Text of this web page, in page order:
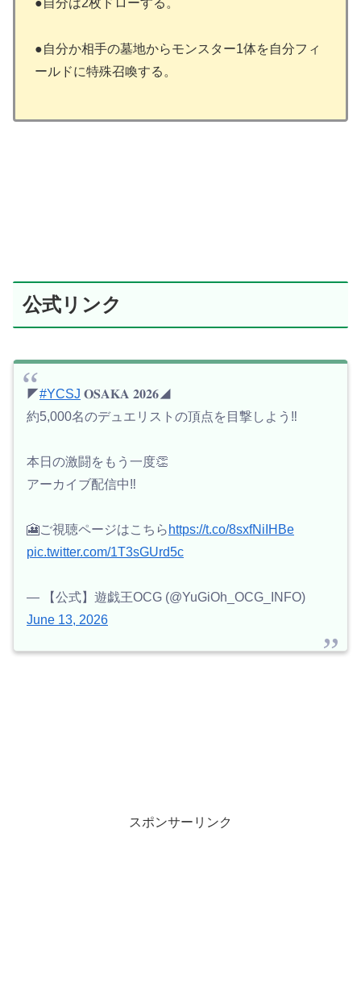
●自分は2枚ドローする。
●自分か相手の墓地からモンスター1体を自分フィ
ールドに特殊召喚する。
公式リンク
◤#YCSJ 𝐎𝐒𝐀𝐊𝐀 𝟐𝟎𝟐𝟔◢
約5,000名のデュエリストの頂点を目撃しよう‼️
本日の激闘をもう一度👏
アーカイブ配信中‼️
🎦ご視聴ページはこちら https://t.co/8sxfNiIHBe
pic.twitter.com/1T3sGUrd5c
— 【公式】遊戯王OCG (@YuGiOh_OCG_INFO)
June 13, 2026
スポンサーリンク